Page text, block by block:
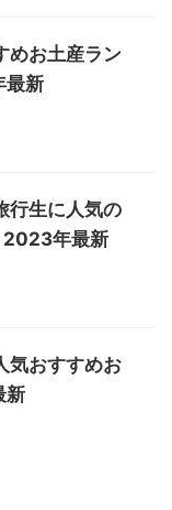
めお土産ラン
最新
行生に人気の
2023年最新
気おすすめお
新